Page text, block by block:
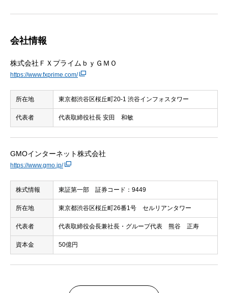
会社情報
株式会社ＦＸプライムｂｙＧＭＯ
https://www.fxprime.com/
所在地 東京都渋谷区桜丘町20-1 渋谷インフォスタワー
代表者 代表取締役社長 安田 和敏
GMOインターネット株式会社
https://www.gmo.jp/
株式情報 東証第一部 証券コード：9449
所在地 東京都渋谷区桜丘町26番1号 セルリアンタワー
代表者 代表取締役会長兼社長・グループ代表 熊谷 正寿
資本金 50億円